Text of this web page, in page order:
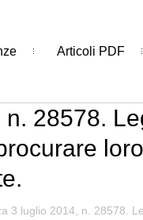
Articoli PDF
28578.
3 luglio 2014, n. 28578.